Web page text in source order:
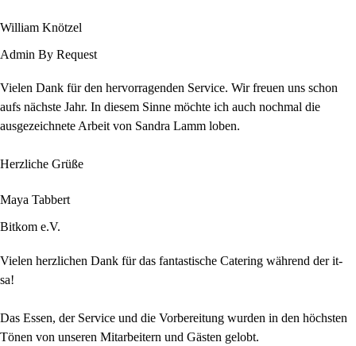
William Knötzel
Admin By Request
Vielen Dank für den hervorragenden Service. Wir freuen uns schon
aufs nächste Jahr. In diesem Sinne möchte ich auch nochmal die
ausgezeichnete Arbeit von Sandra Lamm loben.
Herzliche Grüße
Maya Tabbert
Bitkom e.V.
Vielen herzlichen Dank für das fantastische Catering während der it-
sa!
Das Essen, der Service und die Vorbereitung wurden in den höchsten
Tönen von unseren Mitarbeitern und Gästen gelobt.